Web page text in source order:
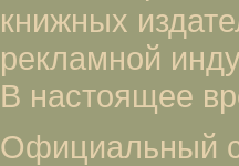
книжных
рекламной
В настоящее
Официальный